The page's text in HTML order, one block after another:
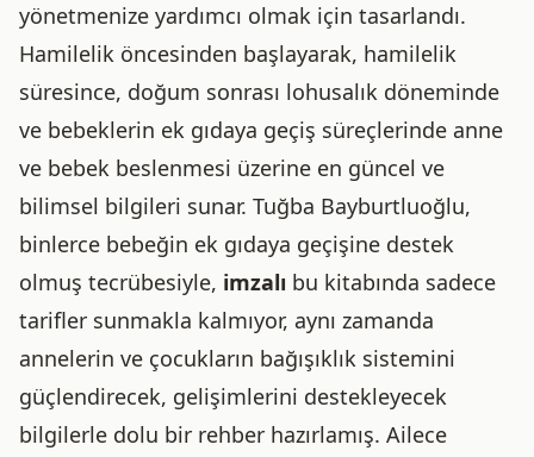
yönetmenize yardımcı olmak için tasarlandı.
Hamilelik öncesinden başlayarak, hamilelik
süresince, doğum sonrası lohusalık döneminde
ve bebeklerin ek gıdaya geçiş süreçlerinde anne
ve bebek beslenmesi üzerine en güncel ve
bilimsel bilgileri sunar. Tuğba Bayburtluoğlu,
binlerce bebeğin ek gıdaya geçişine destek
olmuş tecrübesiyle, imzalı bu kitabında sadece
tarifler sunmakla kalmıyor, aynı zamanda
annelerin ve çocukların bağışıklık sistemini
güçlendirecek, gelişimlerini destekleyecek
bilgilerle dolu bir rehber hazırlamış. Ailece